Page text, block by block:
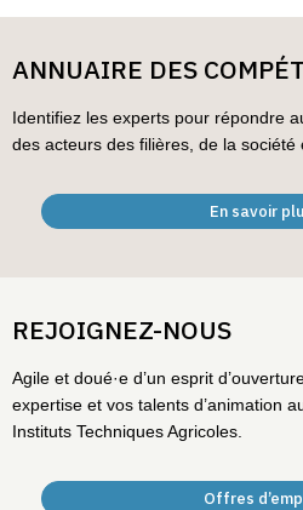
ANNUAIRE DES
Identifiez les experts pour répondre
des acteurs des filières, de la société
En savoir
REJOIGNEZ-NOUS
Agile et doué·e d’un esprit
expertise et vos talents d’animation
Instituts Techniques Agricoles.
Offres